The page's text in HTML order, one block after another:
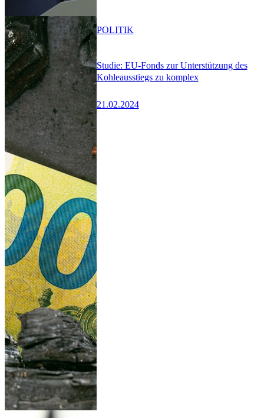
Studie: EU-Fonds zur Unterstützung des
Kohleausstiegs zu komplex
21.02.2024
POLITIK